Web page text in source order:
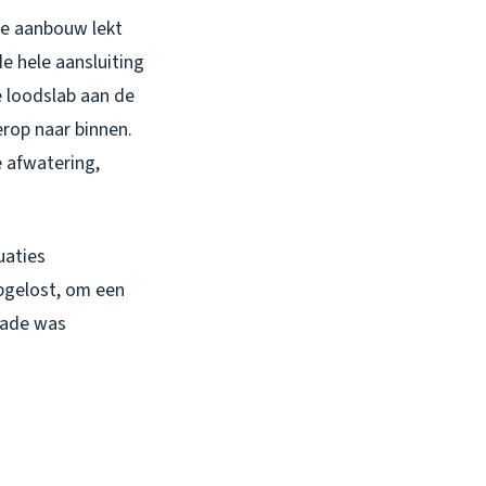
aanbouw lekt
hele aansluiting
aan de
naar binnen.
afwatering,
om een
was